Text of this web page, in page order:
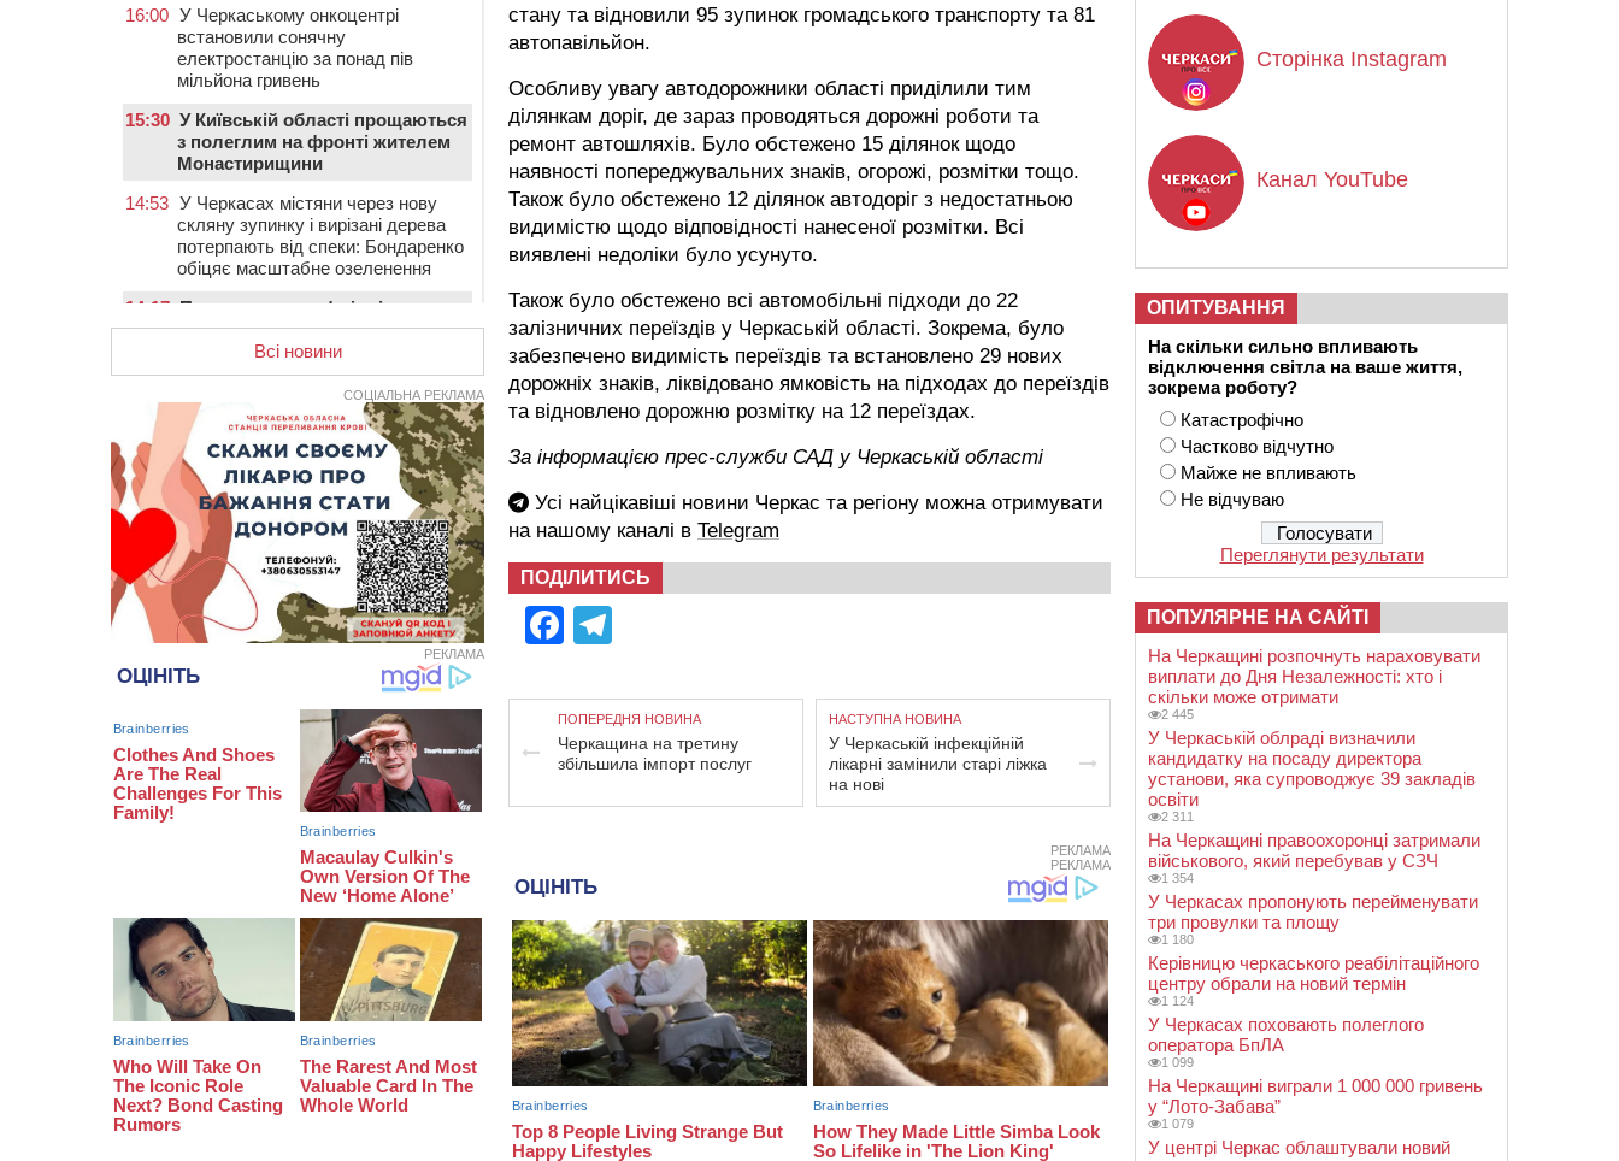
стану та відновили 95 зупинок громадського транспорту та 81
автопавільйон.
Особливу увагу автодорожники області приділили тим
ділянкам доріг, де зараз проводяться дорожні роботи та
ремонт автошляхів. Було обстежено 15 ділянок щодо
наявності попереджувальних знаків, огорожі, розмітки тощо.
Також було обстежено 12 ділянок автодоріг з недостатньою
видимістю щодо відповідності нанесеної розмітки. Всі
виявлені недоліки було усунуто.
Також було обстежено всі автомобільні підходи до 22
залізничних переїздів у Черкаській області. Зокрема, було
забезпечено видимість переїздів та встановлено 29 нових
дорожніх знаків, ліквідовано ямковість на підходах до переїздів
та відновлено дорожню розмітку на 12 переїздах.
За інформацією прес-служби САД у Черкаській області
Усі найцікавіші новини Черкас та регіону можна отримувати
на нашому каналі в Telegram
ПОДІЛИТИСЬ
Facebook
ПОПЕРЕДНЯ НОВИНА
Черкащина на третину
збільшила імпорт послуг
НАСТУПНА НОВИНА
У Черкаській інфекційній
лікарні замінили старі ліжка
на нові
РЕКЛАМА
РЕКЛАМА
16:00 У Черкаському онкоцентрі
встановили сонячну
електростанцію за понад пів
мільйона гривень
15:30 У Київській області прощаються
з полеглим на фронті жителем
Монастирищини
14:53 У Черкасах містяни через нову
скляну зупинку і вирізані дерева
потерпають від спеки: Бондаренко
обіцяє масштабне озеленення
14:17 Провокував конфлікт і
зачинився в автівці: у ТЦК
прокоментували скандал із
затриманням чоловіка у
13:55
У Тальному працівники ТЦК
вибили вікно і витягли з автівки
чоловіка (ВІДЕО)
13:27
На Звенигородщині чоловік до
смерті побив 82-річного
односельця
12:57
У Черкасах СБУ викрила
прокремлівську агітаторку, яка
України
“Як сказати дитині, що тато
загинув?”: для вихователів
Черкащини запускають серію
унікальних тренінгів
12:14
На Золотоніщині вже десяту
добу гасять пожежу торфу
Від 80 гривень за кілограм: в
Україні прогнозують стрибок цін на
гречку
10:56 Захисника зі Звенигородщини,
який обороняв Авдіївку,
нагородили “Комбатантським
хрестом”
Всі новини
СОЦІАЛЬНА РЕКЛАМА
РЕКЛАМА
Сторінка Instagram
Канал YouTube
ОПИТУВАННЯ
На скільки сильно впливають
відключення світла на ваше життя,
зокрема роботу?
Катастрофічно
Частково відчутно
Майже не впливають
Не відчуваю
Переглянути результати
ПОПУЛЯРНЕ НА САЙТІ
На Черкащині розпочнуть нараховувати
виплати до Дня Незалежності: хто і
скільки може отримати
2 445
У Черкаській облраді визначили
кандидатку на посаду директора
установи, яка супроводжує 39 закладів
освіти
2 311
На Черкащині правоохоронці затримали
військового, який перебував у СЗЧ
1 354
У Черкасах пропонують перейменувати
три провулки та площу
1 180
Керівницю черкаського реабілітаційного
центру обрали на новий термін
1 124
У Черкасах поховають полеглого
оператора БпЛА
1 099
На Черкащині виграли 1 000 000 гривень
у “Лото-Забава”
1 079
У центрі Черкас облаштували новий